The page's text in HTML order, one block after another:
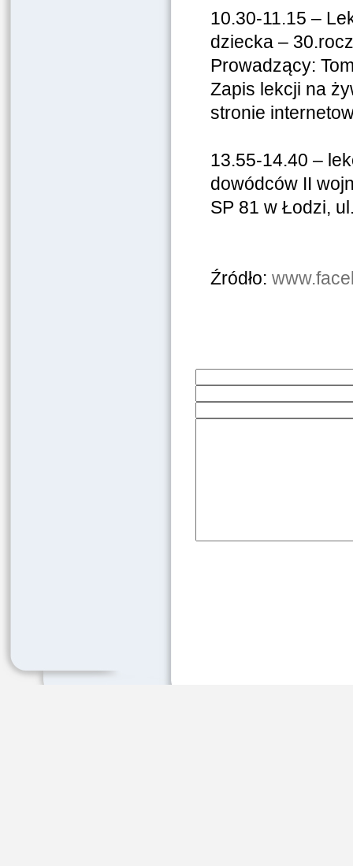
10.30-11.15 –
dziecka –
Prowadzący:
Zapis lekcji na
stronie
13.55-14.40 –
dowódców II
SP 81 w Łodzi,
Źródło: